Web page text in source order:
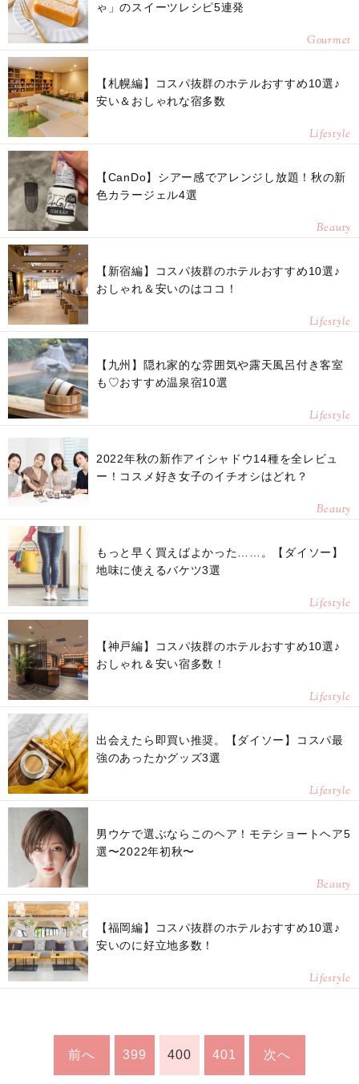
ゃ」のスイーツレシピ5連発
Gourmet
【札幌編】コスパ抜群のホテルおすすめ10選♪
安い＆おしゃれな宿多数
Lifestyle
【CanDo】シアー感でアレンジし放題！秋の新
色カラージェル4選
Beauty
【新宿編】コスパ抜群のホテルおすすめ10選♪
おしゃれ＆安いのはココ！
Lifestyle
【九州】隠れ家的な雰囲気や露天風呂付き客室
も♡おすすめ温泉宿10選
Lifestyle
2022年秋の新作アイシャドウ14種を全レビュ
ー！コスメ好き女子のイチオシはどれ？
Beauty
もっと早く買えばよかった……。【ダイソー】
地味に使えるバケツ3選
Lifestyle
【神戸編】コスパ抜群のホテルおすすめ10選♪
おしゃれ＆安い宿多数！
Lifestyle
出会えたら即買い推奨。【ダイソー】コスパ最
強のあったかグッズ3選
Lifestyle
男ウケで選ぶならこのヘア！モテショートヘア5
選〜2022年初秋〜
Beauty
【福岡編】コスパ抜群のホテルおすすめ10選♪
安いのに好立地多数！
Lifestyle
前へ 399 400 401 次へ